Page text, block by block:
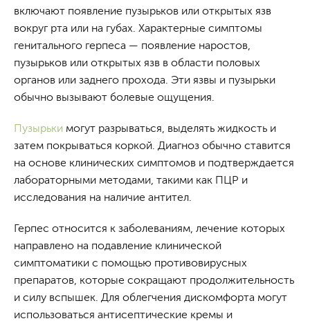
включают появление пузырьков или открытых язв
вокруг рта или на губах. Характерные симптомы
генитального герпеса — появление наростов,
пузырьков или открытых язв в области половых
органов или заднего прохода. Эти язвы и пузырьки
обычно вызывают болевые ощущения.
Пузырьки могут разрываться, выделять жидкость и
затем покрываться коркой. Диагноз обычно ставится
на основе клинических симптомов и подтверждается
лабораторными методами, такими как ПЦР и
исследования на наличие антител.
Герпес относится к заболеваниям, лечение которых
направлено на подавление клинической
симптоматики с помощью противовирусных
препаратов, которые сокращают продолжительность
и силу вспышек. Для облегчения дискомфорта могут
использоваться антисептические кремы и